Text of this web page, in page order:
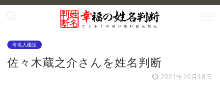
有名人鑑定
佐々木蔵之介さんを姓名判断
2021年10月18日